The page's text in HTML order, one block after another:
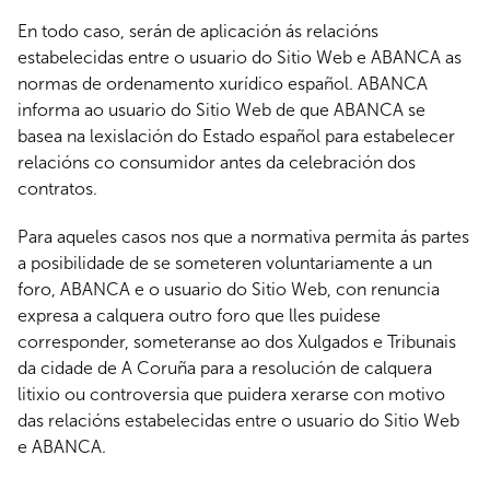
En todo caso, serán de aplicación ás relacións
estabelecidas entre o usuario do Sitio Web e ABANCA as
normas de ordenamento xurídico español. ABANCA
informa ao usuario do Sitio Web de que ABANCA se
basea na lexislación do Estado español para estabelecer
relacións co consumidor antes da celebración dos
contratos.
Para aqueles casos nos que a normativa permita ás partes
a posibilidade de se someteren voluntariamente a un
foro, ABANCA e o usuario do Sitio Web, con renuncia
expresa a calquera outro foro que lles puidese
corresponder, someteranse ao dos Xulgados e Tribunais
da cidade de A Coruña para a resolución de calquera
litixio ou controversia que puidera xerarse con motivo
das relacións estabelecidas entre o usuario do Sitio Web
e ABANCA.